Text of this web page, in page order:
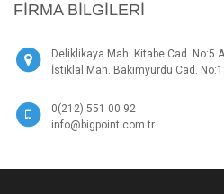
FIRMA BILGILERI
Deliklikaya Mah. Kitabe Cad. No:5
İstiklal Mah. Bakımyurdu Cad.
0(212) 551 00 92
info@bigpoint.com.tr